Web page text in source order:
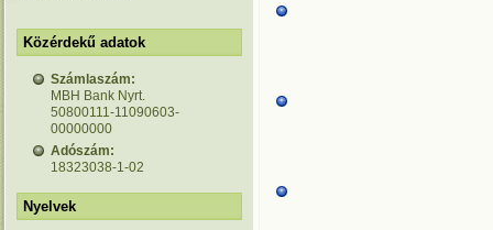
Közérdekű adatok
Számlaszám:
MBH Bank Nyrt.
50800111-11090603-
00000000
Adószám:
18323038-1-02
Nyelvek